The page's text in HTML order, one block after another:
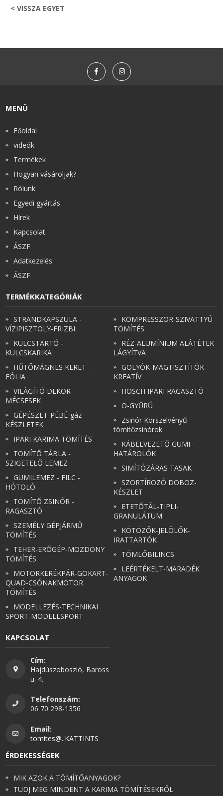
< VISSZA EGYET
MENÜ
Főoldal
videók
Termékek
Hogyan vásároljak?
Rólunk
Egyedi gyártás
Hírek
Kapcsolat
ÁSZF
Adatkezelés
ÁSZF
TERMÉKKATEGÓRIÁK
STRANDKAPSZULA -
VÍZIPISZTOLY-FRIZBI
KULCSTARTÓ -
KULCSKARIKA
HŰTŐMÁGNES KERET -
FÓLIA
VILÁGÍTÓ DEKOR -
MÉCSESEK
GÉPÉSZET-PÉBÉ-gáz -
KÉSZLETEK
IPARI KARIMA TÖMÍTÉS
TÖMÍTŐ TÁBLA -
SZIGETELŐ LEMEZ
GUMILEMEZ - FILC -
HÓTOLÓ
TÖMÍTŐ ZSINÓR -
RAGASZTÓ
SZEMÉLY GÉPJÁRMŰ
TÖMÍTÉS
TEHER-ERŐGÉP-MOZDONY
TÖMÍTÉS
MOTORKERÉKPÁR-GOKART-
QUAD-CSÓNAKMOTOR
TÖMÍTÉS
MODELLEZÉS-TECHNIKAI
SPORT-MODELLSPORT
KOMPRESSZOR-SZIVATTYÚ
TÖMÍTÉS
RÉZ-ALUMÍNIUM ALÁTÉTEK
LÁGYÍTVA
GOLYÓK-MAGTISZTÍTÓK-
KREATÍV
HOSCH IPARI RAGASZTÓ
O-GYŰRŰ
Zsinór Körszelvényű
tömítőzsinórok
KÁBELVEZETŐ GUMI -
HATÁROLÓK
SIMÍTÓZÁRAS TASAK
SZORTÍROZÓ DOBOZ-
KÉSZLET
ETETŐTÁL-TIPLI-
GRANULÁTUM
KÖTÖZŐK-JELÖLŐK-
IRATTARTÓK
TÖMLŐBILINCS
LEÉRTÉKELT-MARADÉK
ANYAGOK
KAPCSOLAT
Cím:
Hajdúszoboszló, Baross
u. 4.
Telefonszám:
06 70 298-1356
Email:
tomites@..KATTINTS
ÉRDEKESSÉGEK
MIK AZOK A TÖMÍTŐANYAGOK?
TUDJ MEG MINDENT A KARIMA TÖMÍTÉSEKRŐL